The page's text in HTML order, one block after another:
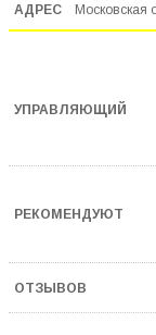
Московская